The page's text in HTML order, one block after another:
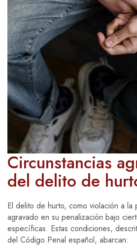
Circunstancias
del delito de
El delito de hurto, como violación a
agravado en su penalización bajo
específicas. Estas condiciones,
del Código Penal español, abarcan: